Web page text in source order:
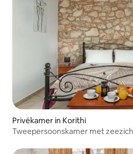
Privékamer in Korithi
Tweepersoonskamer met